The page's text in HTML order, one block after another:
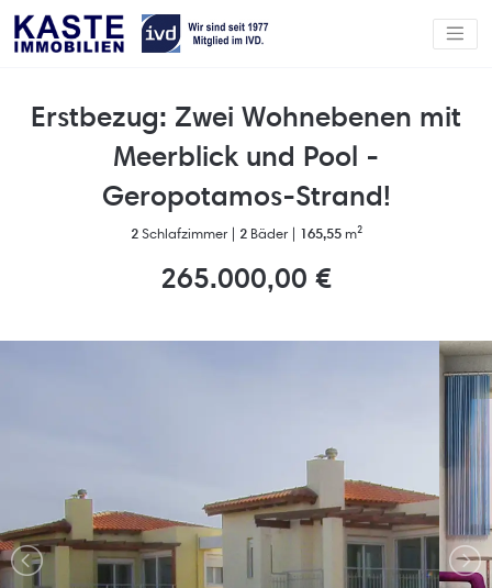
Erstbezug: Zwei Wohnebenen mit
Meerblick und Pool -
Geropotamos-Strand!
2Schlafzimmer | 2Bäder | 165,55m²
265.000,00 €